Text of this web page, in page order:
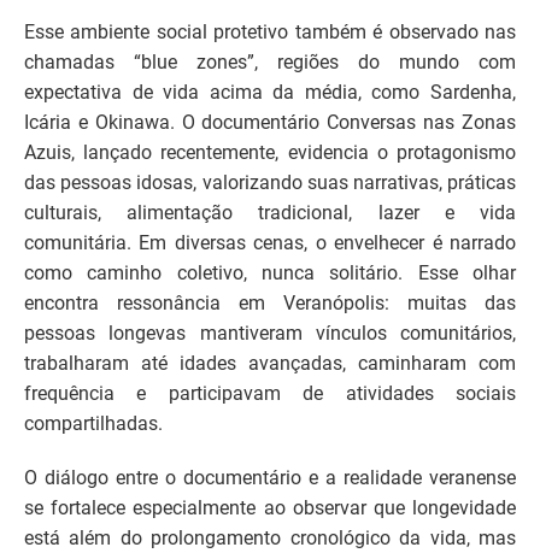
Esse ambiente social protetivo também é observado nas
chamadas “blue zones”, regiões do mundo com
expectativa de vida acima da média, como Sardenha,
Icária e Okinawa. O documentário Conversas nas Zonas
Azuis, lançado recentemente, evidencia o protagonismo
das pessoas idosas, valorizando suas narrativas, práticas
culturais, alimentação tradicional, lazer e vida
comunitária. Em diversas cenas, o envelhecer é narrado
como caminho coletivo, nunca solitário. Esse olhar
encontra ressonância em Veranópolis: muitas das
pessoas longevas mantiveram vínculos comunitários,
trabalharam até idades avançadas, caminharam com
frequência e participavam de atividades sociais
compartilhadas.
O diálogo entre o documentário e a realidade veranense
se fortalece especialmente ao observar que longevidade
está além do prolongamento cronológico da vida, mas